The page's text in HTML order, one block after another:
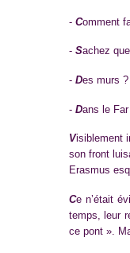
- Comment
- Sachez
- Des murs
- Dans le
Visiblement
son front
Erasmus
Ce n’était
temps, leur
ce pont ».